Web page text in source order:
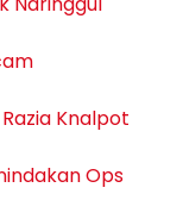
Knalpot
Ops